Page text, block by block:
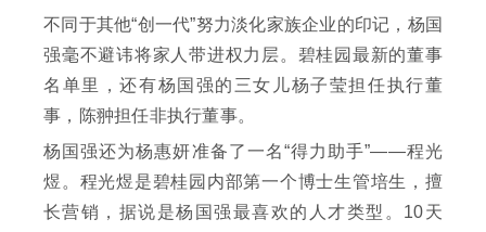
不同于其他“创一代”努力淡化家族企业的印记，杨国
强毫不避讳将家人带进权力层。碧桂园最新的董事
名单里，还有杨国强的三女儿杨子莹担任执行董
事，陈翀担任非执行董事。
杨国强还为杨惠妍准备了一名“得力助手”——程光
煜。程光煜是碧桂园内部第一个博士生管培生，擅
长营销，据说是杨国强最喜欢的人才类型。10天